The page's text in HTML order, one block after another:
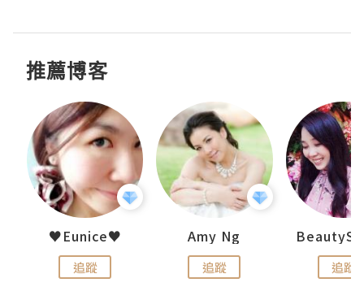
推薦博客
♥Eunice♥
追蹤
Amy Ng
追蹤 追蹤